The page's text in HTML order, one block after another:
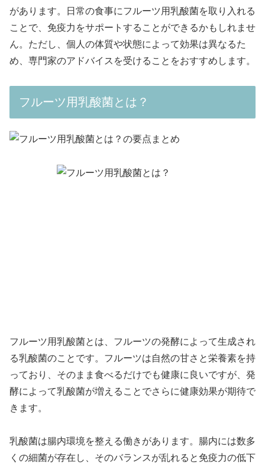
があります。日常の食事にフルーツ用乳酸菌を取り入れる
ことで、免疫力をサポートすることができるかもしれませ
ん。ただし、個人の体質や状態によって効果は異なるた
め、専門家のアドバイスを受けることをおすすめします。
フルーツ用乳酸菌とは？
フルーツ用乳酸菌とは、フルーツの発酵によって生成され
る乳酸菌のことです。フルーツは自然の甘さと栄養素を持
っており、そのまま食べるだけでも健康に良いですが、発
酵によって乳酸菌が増えることでさらに健康効果が期待で
きます。
乳酸菌は腸内環境を整える働きがあります。腸内には数多
くの細菌が存在し、そのバランスが乱れると免疫力の低下